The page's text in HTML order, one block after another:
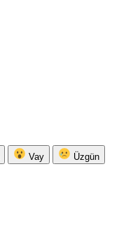
Vay Üzgün